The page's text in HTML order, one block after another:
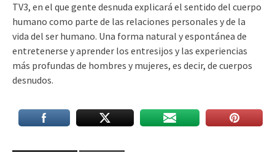
TV3, en el que gente desnuda explicará el sentido del cuerpo
humano como parte de las relaciones personales y de la
vida del ser humano. Una forma natural y espontánea de
entretenerse y aprender los entresijos y las experiencias
más profundas de hombres y mujeres, es decir, de cuerpos
desnudos.